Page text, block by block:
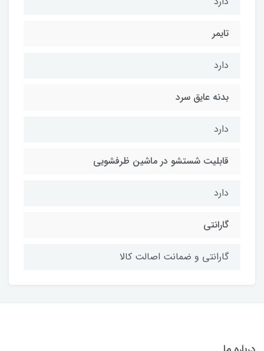
تایمر
دارد
بدنه عایق سرد
دارد
قابلیت شستشو در ماشین ظرفشویی
دارد
گارانتی
گارانتی و ضمانت اصالت کالا